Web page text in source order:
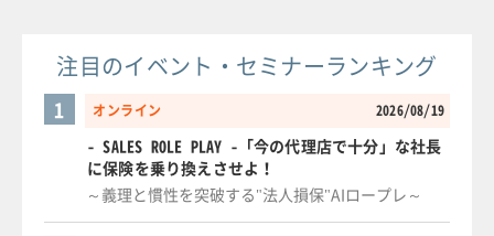
注目のイベント・セミナーランキング
オンライン 2026/08/19
1
- SALES ROLE PLAY -「今の代理店で十分」な社長
に保険を乗り換えさせよ！
～義理と慣性を突破する"法人損保"AIロープレ～